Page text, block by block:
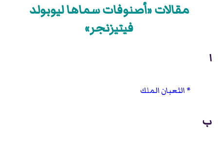
مقالات «أصنوفات سماها ليوبولد
فيتيزنجر»
ا
الثعبان الملك
ب